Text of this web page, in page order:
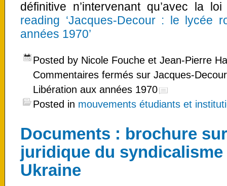
définitive n’intervenant qu’avec la
reading ‘Jacques-Decour : le lycée
années 1970’
Posted by Nicole Fouche et Jean-Pierre
Commentaires fermés sur Jacques-
Libération aux années 1970
Posted in mouvements étudiants et
Documents : brochure
juridique du
Ukraine